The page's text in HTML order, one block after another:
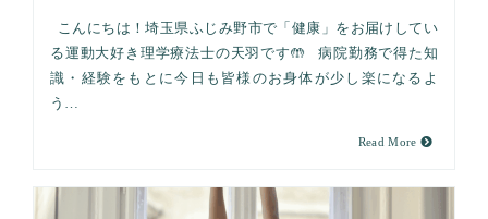
こんにちは！埼玉県ふじみ野市で「健康」をお届けしてい
る運動大好き理学療法士の天羽です🤲 病院勤務で得た知
識・経験をもとに今日も皆様のお身体が少し楽になるよ
う…
Read More